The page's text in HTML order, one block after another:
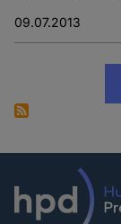
09.07.2013